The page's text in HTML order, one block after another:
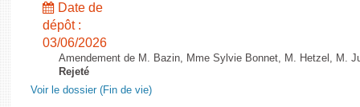
Date de
dépôt :
03/06/2026
Amendement de M. Bazin, Mme Sylvie Bonnet, M. Hetzel, M.
Rejeté
Voir le dossier (Fin de vie)